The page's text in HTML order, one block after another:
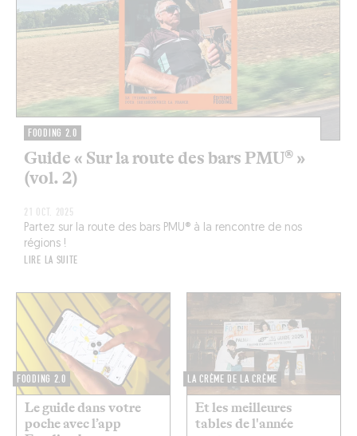
FOODING 2.0
Guide « Sur la route des bars PMU® »
(vol. 2)
21 OCT. 2025
Partez sur la route des bars PMU® à la rencontre de nos
régions !
LIRE LA SUITE
FOODING 2.0
Le guide dans votre
poche avec l’app
LA CRÈME DE LA CRÈME
Et les meilleures
tables de l'année